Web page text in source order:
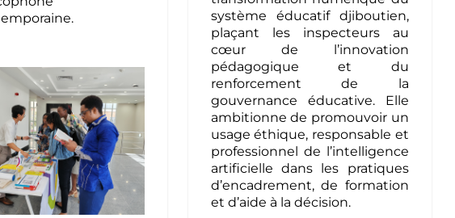
système éducatif djiboutien,
plaçant les inspecteurs au
cœur de l’innovation
pédagogique et du
renforcement de la
gouvernance éducative. Elle
ambitionne de promouvoir un
usage éthique, responsable et
professionnel de l’intelligence
artificielle dans les pratiques
d’encadrement, de formation
et d’aide à la décision.